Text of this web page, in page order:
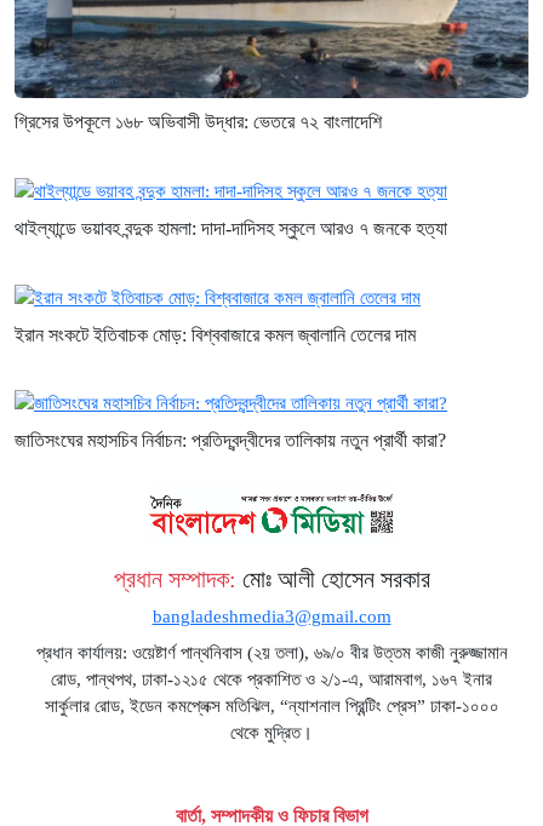
গ্রিসের উপকূলে ১৬৮ অভিবাসী উদ্ধার: ভেতরে ৭২ বাংলাদেশি
থাইল্যান্ডে ভয়াবহ বন্দুক হামলা: দাদা-দাদিসহ স্কুলে আরও ৭ জনকে হত্যা
ইরান সংকটে ইতিবাচক মোড়: বিশ্ববাজারে কমল জ্বালানি তেলের দাম
জাতিসংঘের মহাসচিব নির্বাচন: প্রতিদ্বন্দ্বীদের তালিকায় নতুন প্রার্থী কারা?
প্রধান সম্পাদক: মোঃ আলী হোসেন সরকার
bangladeshmedia3@gmail.com
প্রধান কার্যালয়: ওয়েষ্টার্ণ পান্থনিবাস (২য় তলা), ৬৯/০ বীর উত্তম কাজী নুরুজ্জামান
রোড, পান্থপথ, ঢাকা-১২১৫ থেকে প্রকাশিত ও ২/১-এ, আরামবাগ, ১৬৭ ইনার
সার্কুলার রোড, ইডেন কমপ্লেক্স মতিঝিল, “ন্যাশনাল প্রিন্টিং প্রেস” ঢাকা-১০০০
থেকে মুদ্রিত।
বার্তা, সম্পাদকীয় ও ফিচার বিভাগ